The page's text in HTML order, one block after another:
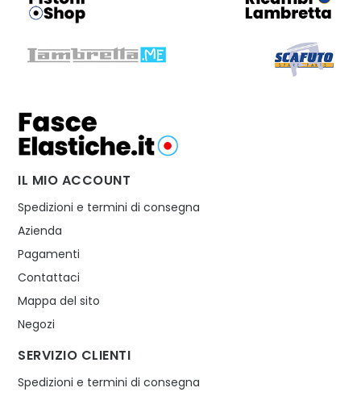
IL MIO ACCOUNT
Spedizioni e termini di consegna
Azienda
Pagamenti
Contattaci
Mappa del sito
Negozi
SERVIZIO CLIENTI
Spedizioni e termini di consegna